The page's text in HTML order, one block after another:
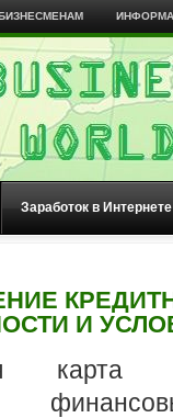
Заработок в Интернете
И